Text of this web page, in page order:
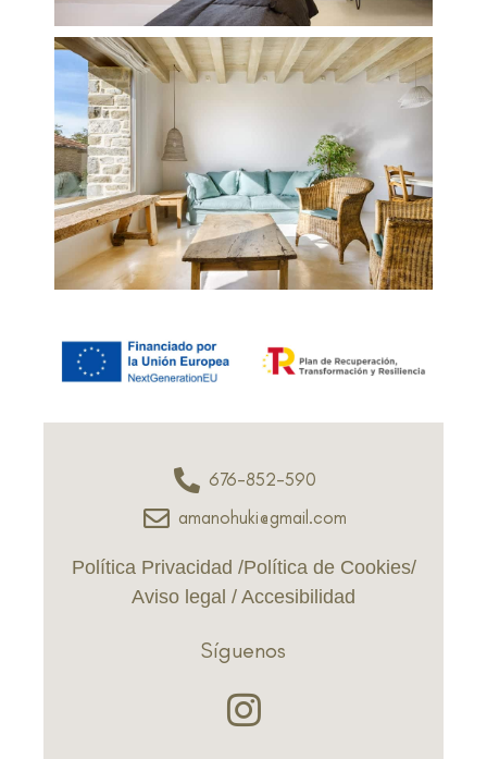
676-852-590
amanohuki@gmail.com
Política Privacidad /Política de Cookies/
Aviso legal / Accesibilidad
Síguenos